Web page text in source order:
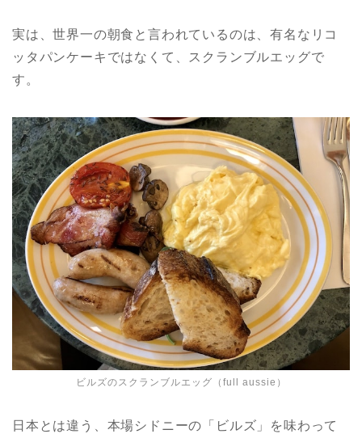
実は、世界一の朝食と言われているのは、有名なリコ
ッタパンケーキではなくて、スクランブルエッグで
す。
ビルズのスクランブルエッグ（full aussie）
日本とは違う、本場シドニーの「ビルズ」を味わって